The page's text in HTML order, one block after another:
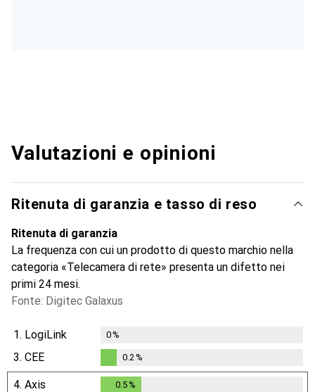
Valutazioni e opinioni
Ritenuta di garanzia e tasso di reso
Ritenuta di garanzia
La frequenza con cui un prodotto di questo marchio nella
categoria «Telecamera di rete» presenta un difetto nei
primi 24 mesi.
Fonte: Digitec Galaxus
1. LogiLink 0%
3. CEE
0.2%
0.2 %
4. Axis 0.5 %